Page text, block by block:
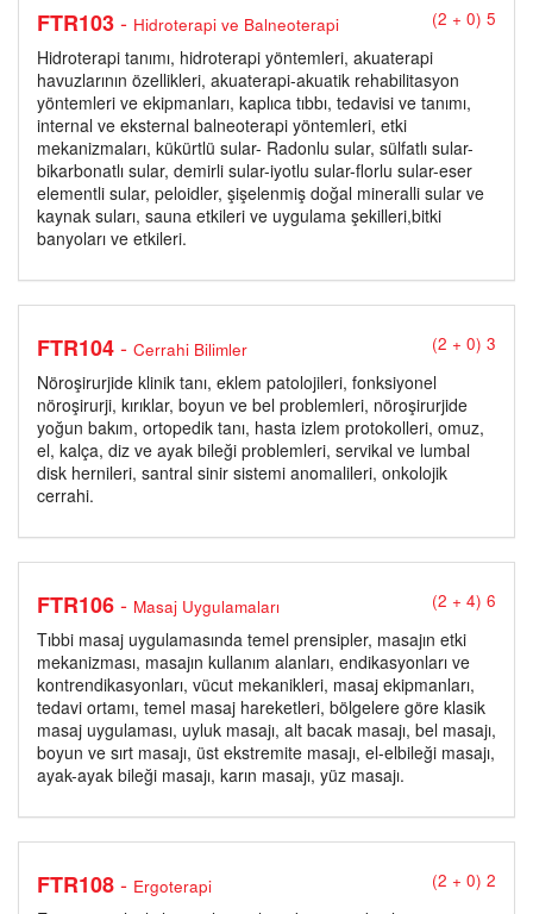
FTR103- Hidroterapi ve Balneoterapi (2 + 0) 5
Hidroterapi tanımı, hidroterapi yöntemleri, akuaterapi
havuzlarının özellikleri, akuaterapi-akuatik rehabilitasyon
yöntemleri ve ekipmanları, kaplıca tıbbı, tedavisi ve tanımı,
internal ve eksternal balneoterapi yöntemleri, etki
mekanizmaları, kükürtlü sular- Radonlu sular, sülfatlı sular-
bikarbonatlı sular, demirli sular-iyotlu sular-florlu sular-eser
elementli sular, peloidler, şişelenmiş doğal mineralli sular ve
kaynak suları, sauna etkileri ve uygulama şekilleri,bitki
banyoları ve etkileri.
FTR104- Cerrahi Bilimler (2 + 0) 3
Nöroşirurjide klinik tanı, eklem patolojileri, fonksiyonel
nöroşirurji, kırıklar, boyun ve bel problemleri, nöroşirurjide
yoğun bakım, ortopedik tanı, hasta izlem protokolleri, omuz,
el, kalça, diz ve ayak bileği problemleri, servikal ve lumbal
disk hernileri, santral sinir sistemi anomalileri, onkolojik
cerrahi.
FTR106- Masaj Uygulamaları (2 + 4) 6
Tıbbi masaj uygulamasında temel prensipler, masajın etki
mekanizması, masajın kullanım alanları, endikasyonları ve
kontrendikasyonları, vücut mekanikleri, masaj ekipmanları,
tedavi ortamı, temel masaj hareketleri, bölgelere göre klasik
masaj uygulaması, uyluk masajı, alt bacak masajı, bel masajı,
boyun ve sırt masajı, üst ekstremite masajı, el-elbileği masajı,
ayak-ayak bileği masajı, karın masajı, yüz masajı.
FTR108- Ergoterapi (2 + 0) 2